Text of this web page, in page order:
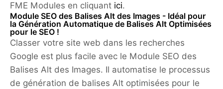
FME Modules en cliquant ici.
Module SEO des Balises Alt des Images - Idéal pour
la Génération Automatique de Balises Alt Optimisées
pour le SEO !
Classer votre site web dans les recherches
Google est plus facile avec le Module SEO des
Balises Alt des Images. Il automatise le processus
de génération de balises Alt optimisées pour le